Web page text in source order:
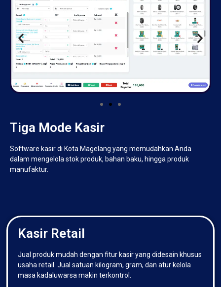
Tiga Mode Kasir
Software kasir di Kota Magelang yang memudahkan Anda
dalam mengelola stok produk, bahan baku, hingga produk
manufaktur.
Kasir Retail
Jual produk mudah dengan fitur kasir yang didesain khusus
usaha retail. Jual satuan kilogram, gram, dan atur kelola
masa kadaluwarsa makin terkontrol.